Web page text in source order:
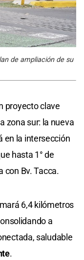
de ampliación de su
proyecto clave
zona sur: la nueva
en la intersección
hasta 1° de
con Bv. Tacca.
6,4 kilómetros
a
saludable
.